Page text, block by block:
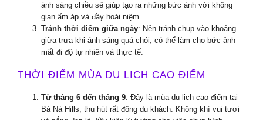
ánh sáng chiều sẽ giúp tạo ra những bức ảnh với không
gian ấm áp và đầy hoài niệm.
Tránh thời điểm giữa ngày: Nên tránh chụp vào khoảng
giữa trưa khi ánh sáng quá chói, có thể làm cho bức ảnh
mất đi độ tự nhiên và thực tế.
THỜI ĐIỂM MÙA DU LỊCH CAO ĐIỂM
Từ tháng 6 đến tháng 9: Đây là mùa du lịch cao điểm tại
Bà Nà Hills, thu hút rất đông du khách. Không khí vui tươi